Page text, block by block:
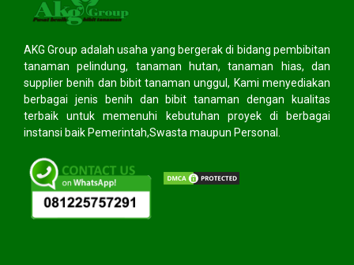
AKG Group adalah usaha yang bergerak di bidang pembibitan
tanaman pelindung, tanaman hutan, tanaman hias, dan
supplier benih dan bibit tanaman unggul, Kami menyediakan
berbagai jenis benih dan bibit tanaman dengan kualitas
terbaik untuk memenuhi kebutuhan proyek di berbagai
instansi baik Pemerintah,Swasta maupun Personal.